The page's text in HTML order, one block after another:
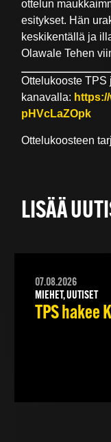
ottelun
esitykset. Hän
keskikentällä ja
Olawale Tehen
Ottelukooste
kanavalla:
pHVcLaZOpk
Ottelukoosteen
LISÄÄ
07.08.2026
MIEHET, UUTISET
TPS hakee